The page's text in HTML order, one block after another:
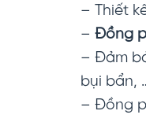
– Thiết
– Đồng
– Đảm
bụi bẩn,
– Đồng